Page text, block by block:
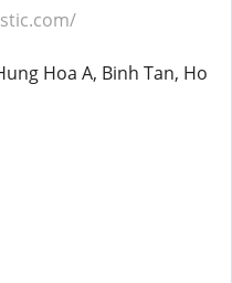
Hoa A, Binh Tan, Ho